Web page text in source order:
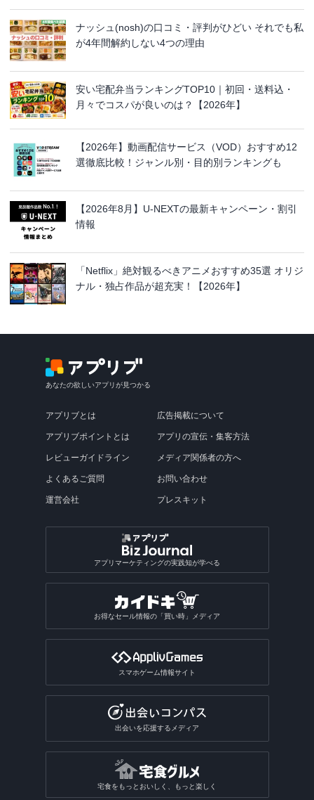
ナッシュ(nosh)の口コミ・評判がひどい それでも私
が4年間解約しない4つの理由
安い宅配弁当ランキングTOP10｜初回・送料込・
月々でコスパが良いのは？【2026年】
【2026年】動画配信サービス（VOD）おすすめ12
選徹底比較！ジャンル別・目的別ランキングも
【2026年8月】U-NEXTの最新キャンペーン・割引
情報
「Netflix」絶対観るべきアニメおすすめ35選 オリジ
ナル・独占作品が超充実！【2026年】
あなたの欲しいアプリが見つかる
アプリブとは
アプリブポイントとは
レビューガイドライン
よくあるご質問
運営会社
広告掲載について
アプリの宣伝・集客方法
メディア関係者の方へ
お問い合わせ
プレスキット
アプリマーケティングの実践知が学べる
お得なセール情報の「買い時」メディア
スマホゲーム情報サイト
出会いを応援するメディア
宅食をもっとおいしく、もっと楽しく